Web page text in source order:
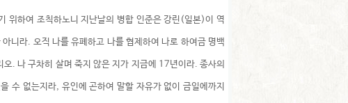
위하여 조칙하노니 지난날의 병합 인준은 강린(일본)이 역
니라. 오직 나를 유폐하고 나를 협제하여 나로 하여금 명백
. 나 구차히 살며 죽지 않은 지가 지금에 17년이라. 종사의
수 없는지라, 유인에 곤하여 말할 자유가 없이 금일에까지